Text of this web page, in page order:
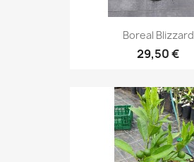
Boreal Blizzard
29,50 €